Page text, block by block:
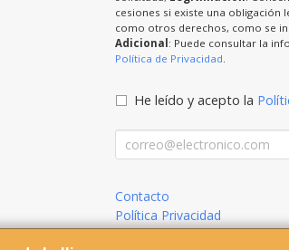
cesiones si existe una obligación
como otros derechos, como se
Adicional: Puede consultar la
Política de Privacidad
He leído y acepto la
Contacto
Política Privacidad
Condiciones de Compra